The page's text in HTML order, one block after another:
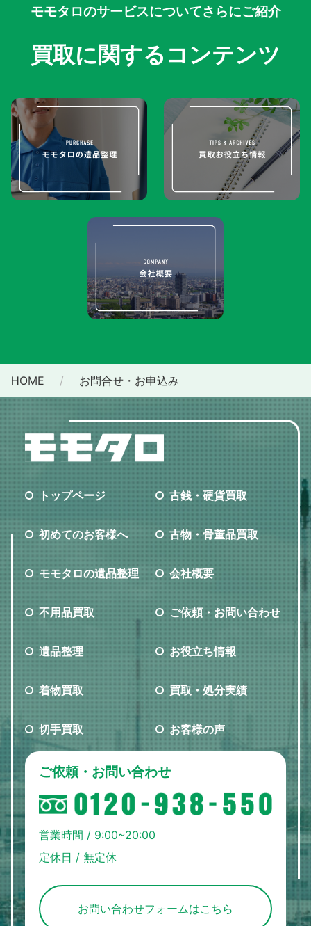
モモタロのサービスについてさらにご紹介
買取に関するコンテンツ
HOME お問合せ・お申込み
トップページ
初めてのお客様へ
モモタロの遺品整理
不用品買取
遺品整理
着物買取
切手買取
古銭・硬貨買取
古物・骨董品買取
会社概要
ご依頼・お問い合わせ
お役立ち情報
買取・処分実績
お客様の声
ご依頼・お問い合わせ
営業時間 / 9:00~20:00
定休日 / 無定休
お問い合わせフォームはこちら